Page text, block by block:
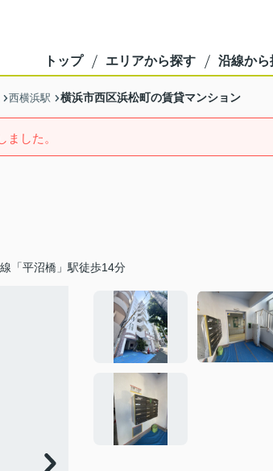
トップ エリアから探す 沿線から
西横浜駅 横浜市西区浜松町の賃貸マンション
ました。
「平沼橋」駅徒歩14分